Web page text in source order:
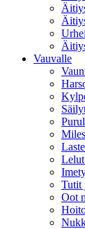
Vauvalle
Lelut
Tutit
Oot